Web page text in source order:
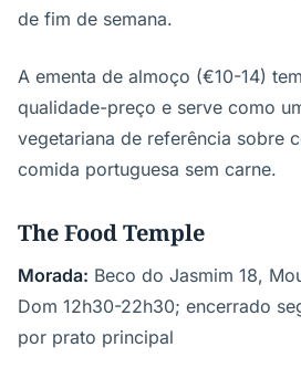
de fim de semana.
A ementa de almoço (€10-14)
qualidade-preço e serve como
vegetariana de referência sobre
comida portuguesa sem carne.
The Food Temple
Morada: Beco do Jasmim 18,
Dom 12h30-22h30; encerrado
por prato principal